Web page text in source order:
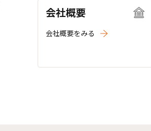
会社概要
会社概要をみる